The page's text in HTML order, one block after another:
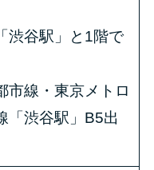
渋谷駅」と1階で
市線・東京メトロ
「渋谷駅」B5出